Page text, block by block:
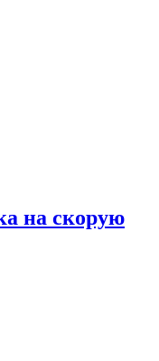
на скорую